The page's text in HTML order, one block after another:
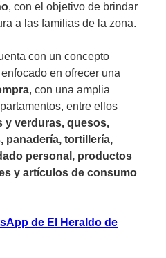
, con el objetivo de brindar
a las familias de la zona.
con un concepto
enfocado en ofrecer una
, con una amplia
entre ellos
y verduras, quesos,
panadería, tortillería,
personal, productos
y artículos de consumo
de El Heraldo de